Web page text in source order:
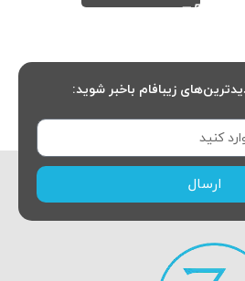
زیبافام باخبر شوید:
ارسال